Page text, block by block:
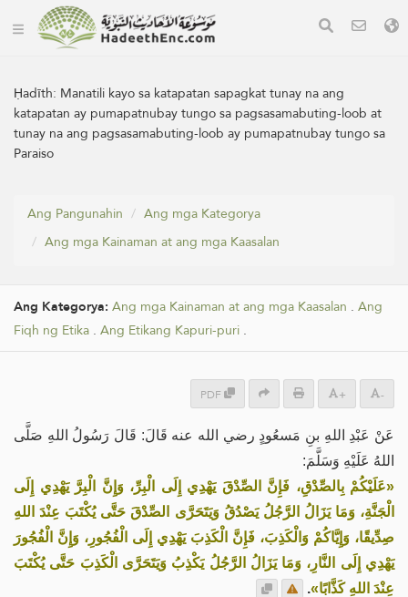
Ḥadīth: Manatili kayo sa katapatan sapagkat tunay na ang
katapatan ay pumapatnubay tungo sa pagsasamabuting-loob at
tunay na ang pagsasamabuting-loob ay pumapatnubay tungo sa
Paraiso
Ang Pangunahin
Ang mga Kategorya
Ang mga Kainaman at ang mga Kaasalan
Ang Kategorya: Ang mga Kainaman at ang mga Kaasalan . Ang
Fiqh ng Etika . Ang Etikang Kapuri-puri .
PDF + -
عَنْ عَبْدِ اللهِ بنِ مَسعُودٍ رضي الله عنه قَالَ: قَالَ رَسُولُ اللهِ صَلَّى
اللهُ عَلَيْهِ وَسَلَّمَ:
«عَلَيْكُمْ بِالصِّدْقِ، فَإِنَّ الصِّدْقَ يَهْدِي إِلَى الْبِرِّ، وَإِنَّ الْبِرَّ يَهْدِي إِلَى
الْجَنَّةِ، وَمَا يَزَالُ الرَّجُلُ يَصْدُقُ وَيَتَحَرَّى الصِّدْقَ حَتَّى يُكْتَبَ عِنْدَ اللهِ
صِدِّيقًا، وَإِيَّاكُمْ وَالْكَذِبَ، فَإِنَّ الْكَذِبَ يَهْدِي إِلَى الْفُجُورِ، وَإِنَّ الْفُجُورَ
يَهْدِي إِلَى النَّارِ، وَمَا يَزَالُ الرَّجُلُ يَكْذِبُ وَيَتَحَرَّى الْكَذِبَ حَتَّى يُكْتَبَ
عِنْدَ اللهِ كَذَّابًا».